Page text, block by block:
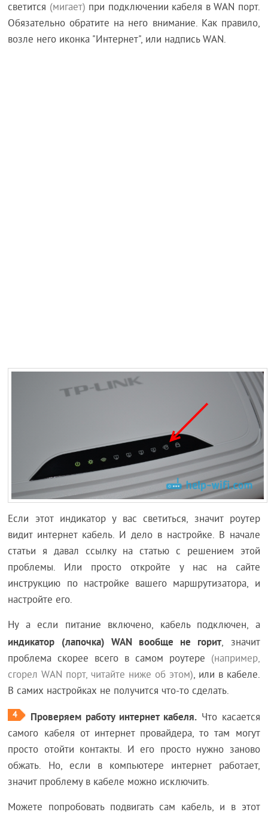
светится (мигает) при подключении кабеля в WAN порт.
Обязательно обратите на него внимание. Как правило,
возле него иконка "Интернет", или надпись WAN.
Если этот индикатор у вас светиться, значит роутер
видит интернет кабель. И дело в настройке. В начале
статьи я давал ссылку на статью с решением этой
проблемы. Или просто откройте у нас на сайте
инструкцию по настройке вашего маршрутизатора, и
настройте его.
Ну а если питание включено, кабель подключен, а
индикатор (лапочка) WAN вообще не горит, значит
проблема скорее всего в самом роутере (например,
сгорел WAN порт, читайте ниже об этом), или в кабеле.
В самих настройках не получится что-то сделать.
4 Проверяем работу интернет кабеля.Что касается
самого кабеля от интернет провайдера, то там могут
просто отойти контакты. И его просто нужно заново
обжать. Но, если в компьютере интернет работает,
значит проблему в кабеле можно исключить.
Можете попробовать подвигать сам кабель, и в этот